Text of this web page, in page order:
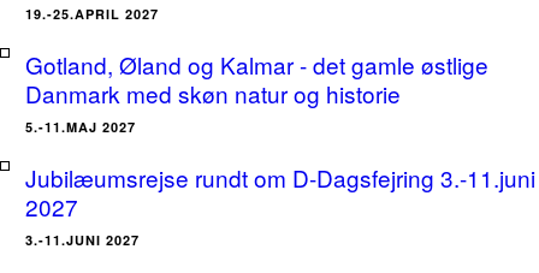
19.-25.APRIL 2027
Gotland, Øland og Kalmar - det gamle østlige
Danmark med skøn natur og historie
5.-11.MAJ 2027
Jubilæumsrejse rundt om D-Dagsfejring 3.-11.juni
2027
3.-11.JUNI 2027